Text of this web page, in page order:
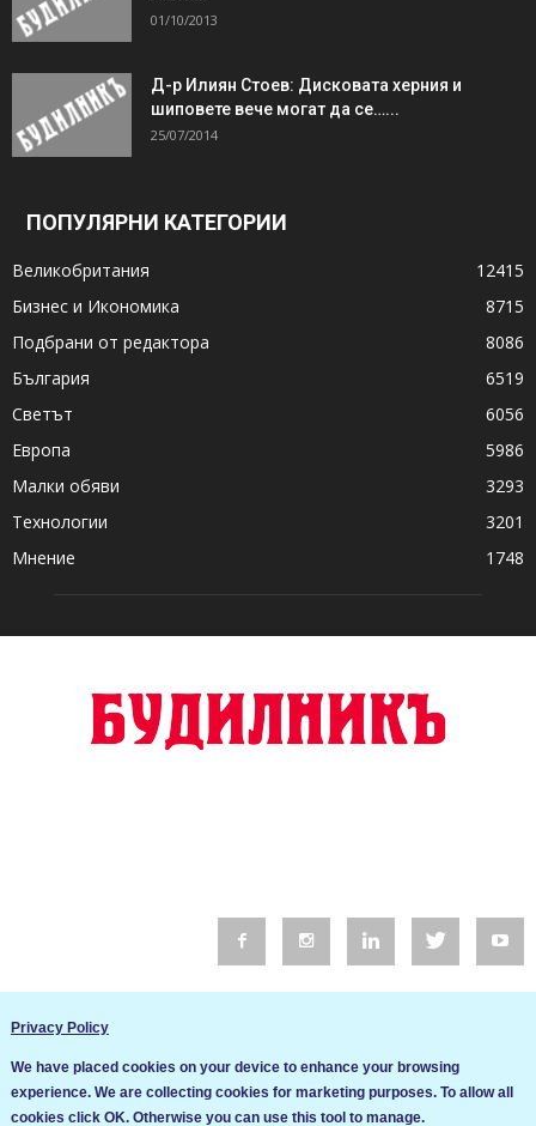
01/10/2013
Д-р Илиян Стоев: Дисковата херния и
шиповете вече могат да се…...
25/07/2014
ПОПУЛЯРНИ КАТЕГОРИИ
Великобритания
12415
Бизнес и Икономика
8715
Подбрани от редактора
8086
България
6519
Светът
6056
Европа
5986
Малки обяви
3293
Технологии
3201
Мнение
1748
Общи условия
Privacy Policy
We have placed cookies on your device to enhance your browsing
experience. We are collecting cookies for marketing purposes. To allow all
cookies click OK. Otherwise you can use this tool to manage.
Ние използваме бисквитки за да подобрим услугите си. Ако